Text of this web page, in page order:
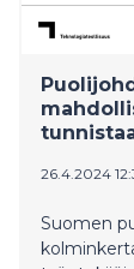
26.4.2024
Suomen